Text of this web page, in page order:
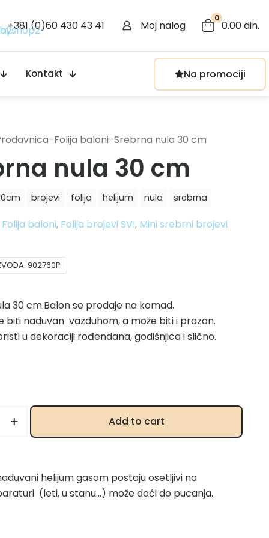
+381 (0)60 430 43 41 Moj nalog
0
0.00 din.
Kontakt Na promociji
-Folija baloni-Srebrna nula 30 cm
nula 30 cm
brojevi folija helijum nula srebrna
Folija baloni, Folija brojevi SVI, Mini srebrni brojevi
902760P
30 cm.Balon se prodaje na komad.
biti naduvan vazduhom, a može biti i prazan.
u dekoraciji rođendana, godišnjica i slično.
Add to cart
helijum gasom postaju osetljivi na
(leti, u stanu…) može doći do pucanja.